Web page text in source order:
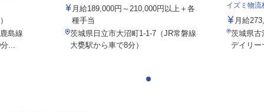
島線
...
月給189,000円～210,000円以上＋各
種手当
茨城県日立市大沼町1-1-7（JR常磐線
大甕駅から車で8分）
イズミ物
月給
茨城県
デイリー